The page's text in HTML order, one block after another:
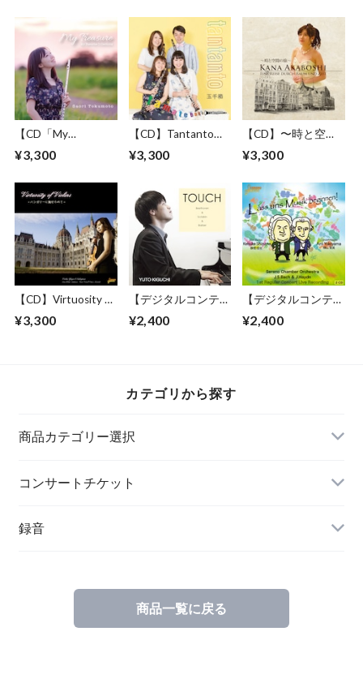
【CD「My
Favorite
早織 ファーストア
ルバム
¥3,300
【CD】Tantanto
ネット四重奏
¥3,300
【CD】〜時と空間
アノアルバム
¥3,300
【CD】Virtuosity of
ーに魅せられて〜
¥3,300
【デジタルコンテン
TOUCH
¥2,400
【デジタルコンテン
ノ・チェンバーオー
¥2,400
カテゴリから探す
商品カテゴリー選択
クラシック音楽
ワールドミュージック
コンサートチケット
録音
商品一覧に戻る